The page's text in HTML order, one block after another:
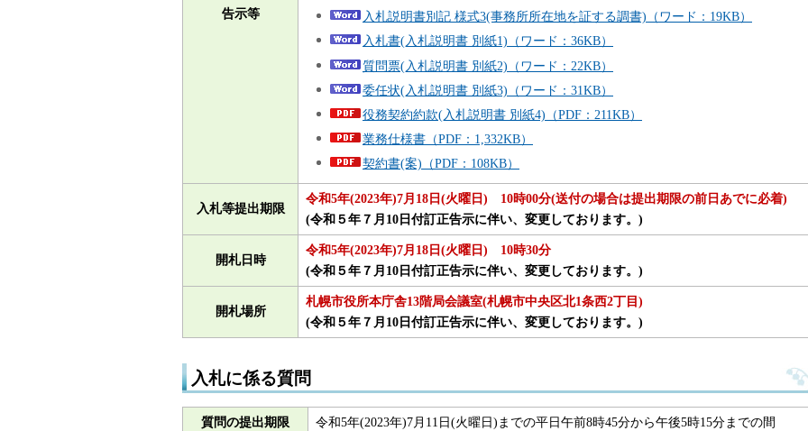
告示等
入札説明書別記 様式3(事務所所在地を証する調書)（ワード：19KB）
入札書(入札説明書 別紙1)（ワード：36KB）
質問票(入札説明書 別紙2)（ワード：22KB）
委任状(入札説明書 別紙3)（ワード：31KB）
役務契約約款(入札説明書 別紙4)（PDF：211KB）
業務仕様書（PDF：1,332KB）
契約書(案)（PDF：108KB）
入札等提出期限
令和5年(2023年)7月18日(火曜日) 10時00分(送付の場合は提出期限の前日あでに必着)
(令和５年７月10日付訂正告示に伴い、変更しております。)
開札日時
令和5年(2023年)7月18日(火曜日) 10時30分
(令和５年７月10日付訂正告示に伴い、変更しております。)
開札場所
札幌市役所本庁舎13階局会議室(札幌市中央区北1条西2丁目)
(令和５年７月10日付訂正告示に伴い、変更しております。)
入札に係る質問
質問の提出期限 令和5年(2023年)7月11日(火曜日)までの平日午前8時45分から午後5時15分までの間